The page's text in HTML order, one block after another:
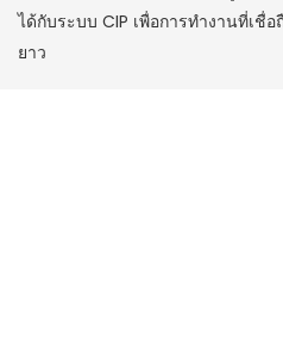
ได้กับระบบ CIP เพื่อการทำงานที่เชื่
ยาว